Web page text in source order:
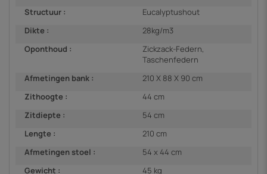
Structuur :
Eucalyptushout
Dikte :
28kg/m3
Oponthoud :
Zickzack-Federn,
Taschenfedern
Afmetingen bank :
210 X 88 X 90 cm
Zithoogte :
44 cm
Zitdiepte :
54 cm
Lengte :
210 cm
Afmetingen stoel :
54 x 44 cm
Gewicht :
45 kg